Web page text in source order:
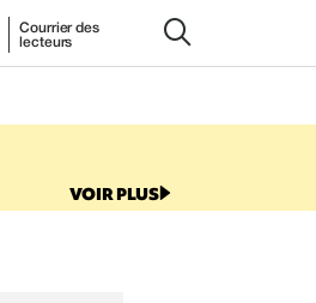
Courrier des
lecteurs
VOIR PLUS